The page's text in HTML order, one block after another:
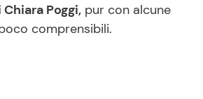
Poggi, pur con alcune
comprensibili.